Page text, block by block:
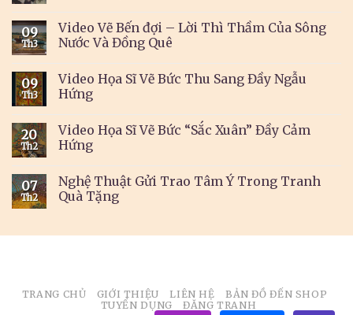
09
Th3
Video Vẽ Bến đợi – Lời Thì Thầm Của Sông
Nước Và Đồng Quê
09
Th3
Video Họa Sĩ Vẽ Bức Thu Sang Đầy Ngẫu
Hứng
20
Th2
Video Họa Sĩ Vẽ Bức “Sắc Xuân” Đầy Cảm
Hứng
07
Th2
Nghệ Thuật Gửi Trao Tâm Ý Trong Tranh
Quà Tặng
TRANG CHỦ GIỚI THIỆU LIÊN HỆ
BẢN ĐỒ ĐẾN SHOP
TUYỂN DỤNG
ĐĂNG TRANH